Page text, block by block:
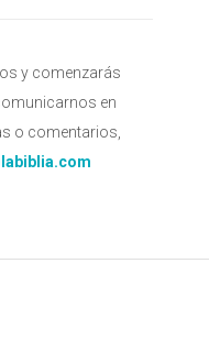
y comenzarás
en
o comentarios,